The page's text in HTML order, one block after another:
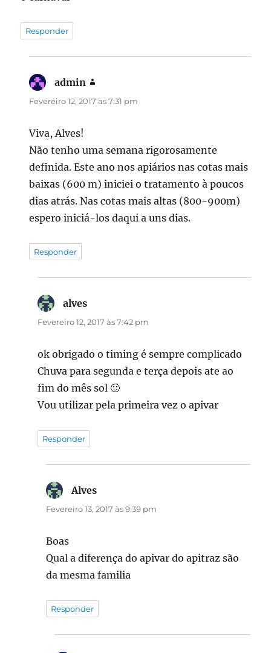
Responder
admin
Fevereiro 12, 2017 às 7:31 pm
Viva, Alves!
Não tenho uma semana rigorosamente
definida. Este ano nos apiários nas cotas mais
baixas (600 m) iniciei o tratamento à poucos
dias atrás. Nas cotas mais altas (800-900m)
espero iniciá-los daqui a uns dias.
Responder
alves
Fevereiro 12, 2017 às 7:42 pm
ok obrigado o timing é sempre complicado
Chuva para segunda e terça depois ate ao
fim do mês sol 🙂
Vou utilizar pela primeira vez o apivar
Responder
Alves
Fevereiro 13, 2017 às 9:39 pm
Boas
Qual a diferença do apivar do apitraz são
da mesma familia
Responder